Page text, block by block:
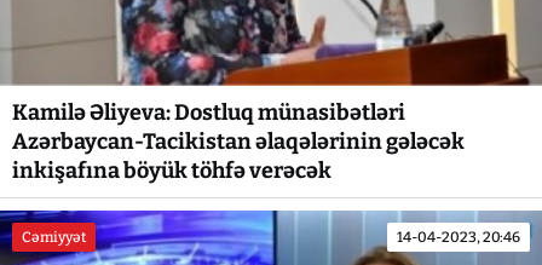
Kamilə Əliyeva: Dostluq münasibətləri
Azərbaycan-Tacikistan əlaqələrinin gələcək
inkişafına böyük töhfə verəcək
Cəmiyyət 14-04-2023, 20:46